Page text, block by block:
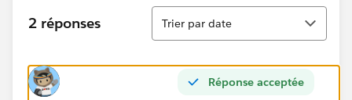
2 réponses
Tri
Trier par date
Réponse acceptée